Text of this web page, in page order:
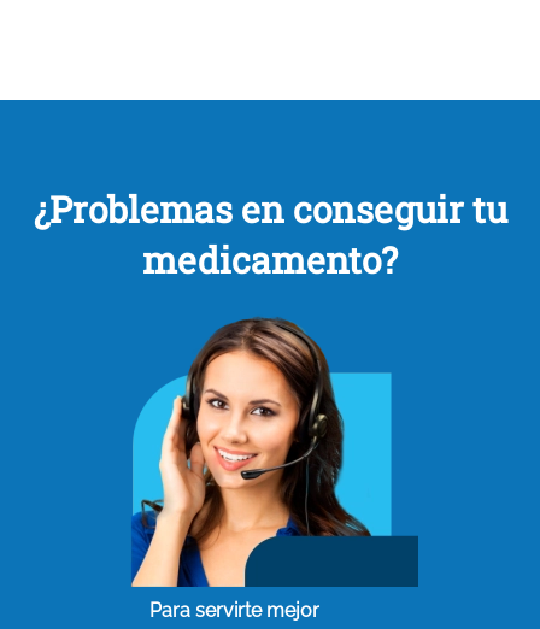
¿Problemas en conseguir tu
medicamento?
Para servirte mejor